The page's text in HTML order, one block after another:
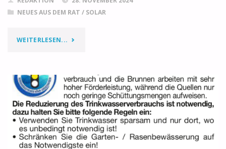
NEUES AUS DEM RAT / SOLAR
WEITERLESEN... "21.11.2024:
AUWESEN U
ND R
AUMORDNUNG"